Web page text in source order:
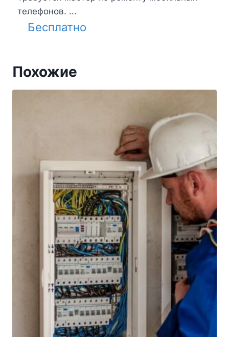
телефонов. ...
Бесплатно
Похожие